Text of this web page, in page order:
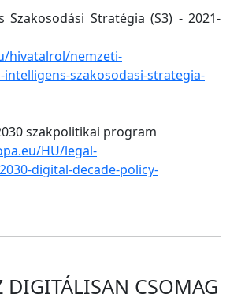
Szakosodási Stratégia (S3) - 2021-
hivatalrol/nemzeti-
szakosodasi-strategia-
szakpolitikai program
HU/legal-
digital-decade-policy-
DIGITÁLISAN CSOMAG